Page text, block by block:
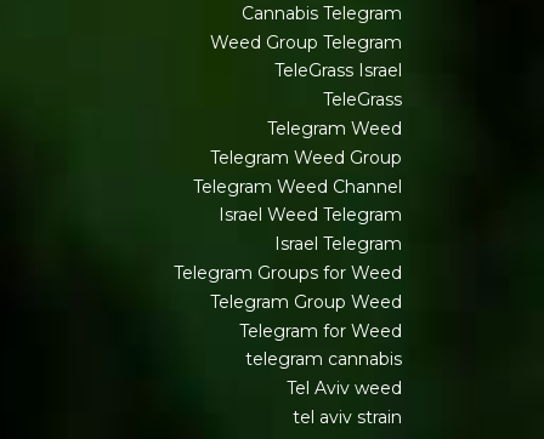
Cannabis Telegram
Weed Group Telegram
TeleGrass Israel
TeleGrass
Telegram Weed
Telegram Weed Group
Telegram Weed Channel
Israel Weed Telegram
Israel Telegram
Telegram Groups for Weed
Telegram Group Weed
Telegram for Weed
telegram cannabis
Tel Aviv weed
tel aviv strain